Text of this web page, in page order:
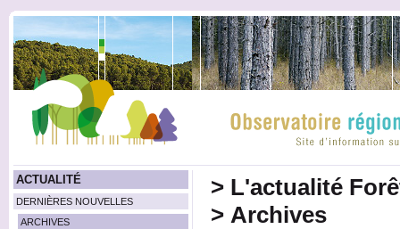
ACTUALITÉ
DERNIÈRES NOUVELLES
ARCHIVES
> L'actualité
> Archives